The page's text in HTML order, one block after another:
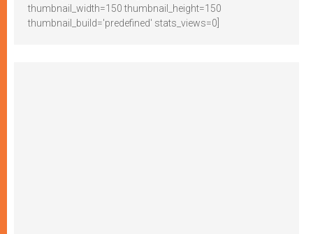
thumbnail_width=150 thumbnail_height=150
thumbnail_build='predefined' stats_views=0]